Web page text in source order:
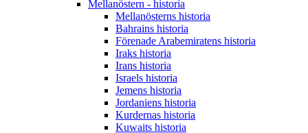
Mellanöstern - historia
Mellanösterns historia
Bahrains historia
Förenade Arabemiratens historia
Iraks historia
Irans historia
Israels historia
Jemens historia
Jordaniens historia
Kurdernas historia
Kuwaits historia